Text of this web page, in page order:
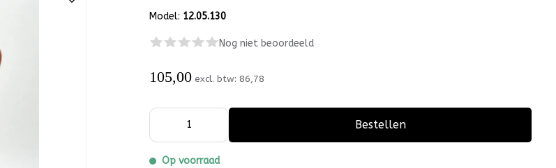
Model: 12.05.130
Nog niet beoordeeld
105,00 excl. btw:86,78
Bestellen
Op voorraad